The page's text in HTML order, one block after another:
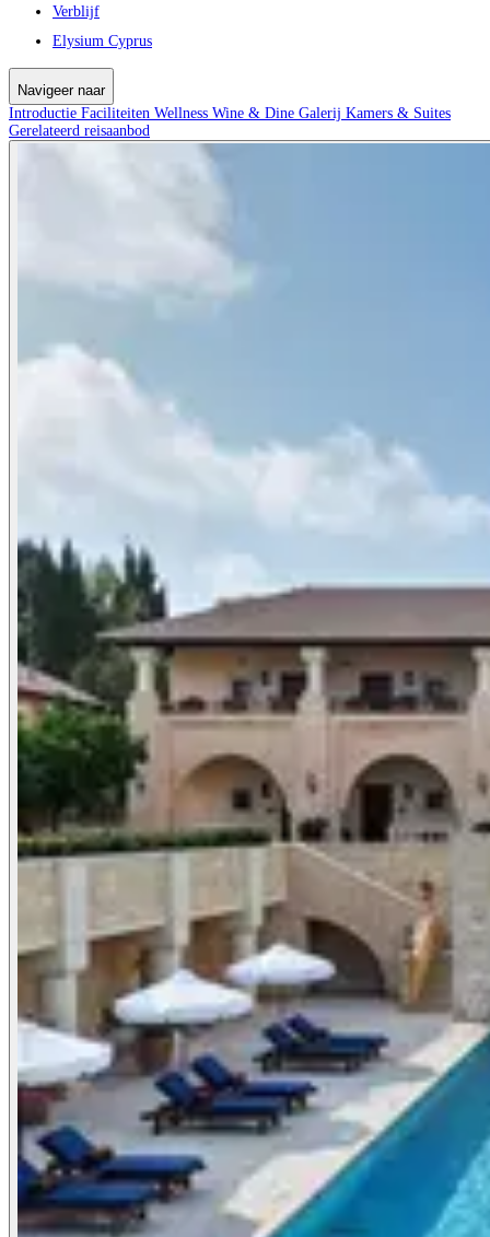
Verblijf
Elysium Cyprus
Navigeer naar
Introductie Faciliteiten Wellness Wine & Dine Galerij Kamers & Suites
Gerelateerd reisaanbod